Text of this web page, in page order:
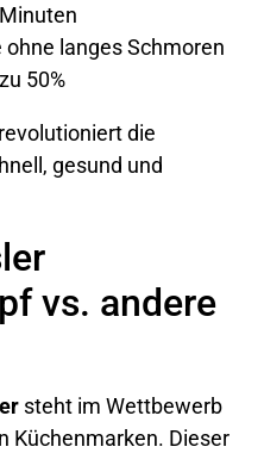
langes Schmoren
50%
die
gesund und
vs. andere
steht im Wettbewerb
Küchenmarken. Dieser